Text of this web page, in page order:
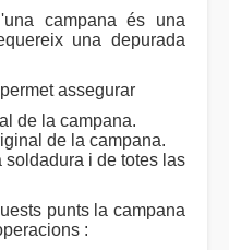
campana és una
una depurada
assegurar
de la campana.
de la campana.
soldadura i de totes las
punts la campana
: